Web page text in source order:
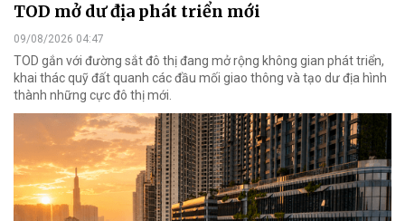
TOD mở dư địa phát triển mới
09/08/2026 04:47
TOD gắn với đường sắt đô thị đang mở rộng không gian phát triển,
khai thác quỹ đất quanh các đầu mối giao thông và tạo dư địa hình
thành những cực đô thị mới.